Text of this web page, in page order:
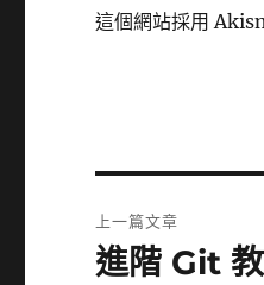
這個網站採用
章
上一篇文章
上
進階 Git